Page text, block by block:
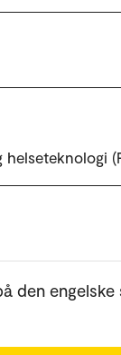
den engelske